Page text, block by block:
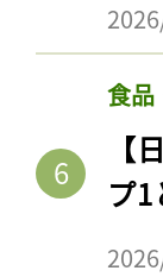
食品
【
プ